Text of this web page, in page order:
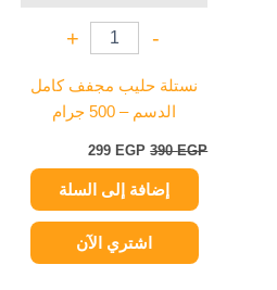
-
+
نستلة حليب مجفف كامل
الدسم – 500 جرام
390EGP
299 EGP
إضافة إلى السلة
اشتري الآن